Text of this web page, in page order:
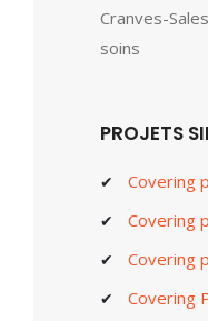
Cranves-
soins
PROJETS
Covering
Covering
Covering
Covering